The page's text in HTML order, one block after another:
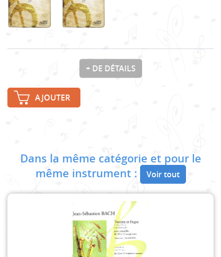
+ DE DÉTAILS
AJOUTER
Dans la même catégorie et pour le
même instrument :
Voir tout